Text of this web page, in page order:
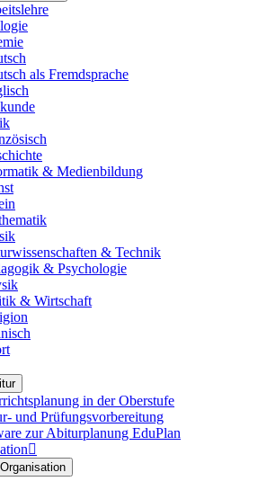
als Fremdsprache
& Medienbildung
& Technik
& Psychologie
& Wirtschaft
in der Oberstufe
und Prüfungsvorbereitung
zur Abiturplanung EduPlan
